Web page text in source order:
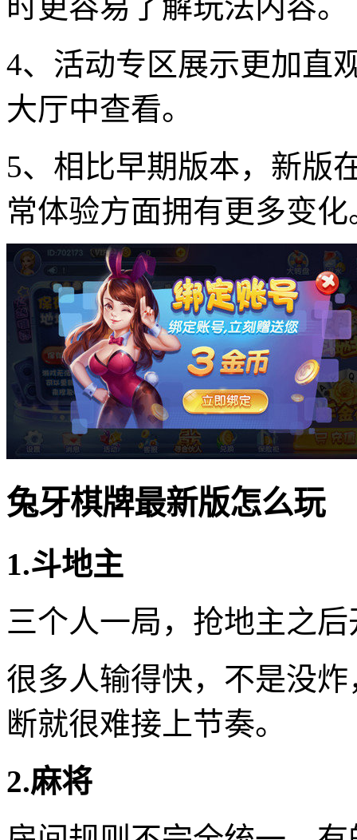
4、活动专区展示更加直
大厅中查看。
5、相比早期版本，新版
常体验方面拥有更多变化
兔牙棋牌最新版怎么玩
1.斗地主
三个人一局，抢地主之
很多人输得快，不是没
断就很难接上节奏。
2.麻将